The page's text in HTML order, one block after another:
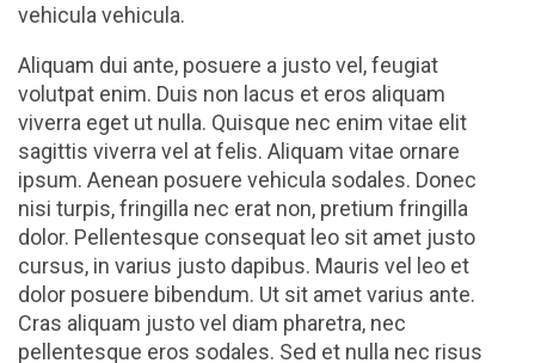
vehicula vehicula.
Aliquam dui ante, posuere a justo vel, feugiat
volutpat enim. Duis non lacus et eros aliquam
viverra eget ut nulla. Quisque nec enim vitae elit
sagittis viverra vel at felis. Aliquam vitae ornare
ipsum. Aenean posuere vehicula sodales. Donec
nisi turpis, fringilla nec erat non, pretium fringilla
dolor. Pellentesque consequat leo sit amet justo
cursus, in varius justo dapibus. Mauris vel leo et
dolor posuere bibendum. Ut sit amet varius ante.
Cras aliquam justo vel diam pharetra, nec
pellentesque eros sodales. Sed et nulla nec risus